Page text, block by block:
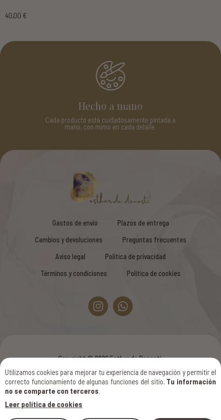
40,00 €
Piezas únicas
No hay dos iguales: cada camiseta, pañuelo o
cazadora tiene su propia historia.
Gastos de envío
Plazos de entrega
Cambios y devoluciones
Preguntas frecuentes
Aviso legal
Política de privacidad
Términos y condiciones
Política de cookies
Copyright © 2026 Esther de Donosti.
Diseño web SGM
Utilizamos cookies para mejorar tu experiencia de navegación y permitir el
correcto funcionamiento de algunas funciones del sitio. Tu información
no se comparte con terceros.
Leer política de cookies